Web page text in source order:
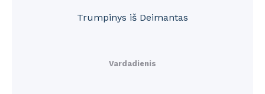
Trumpinys iš Deimantas
Vardadienis